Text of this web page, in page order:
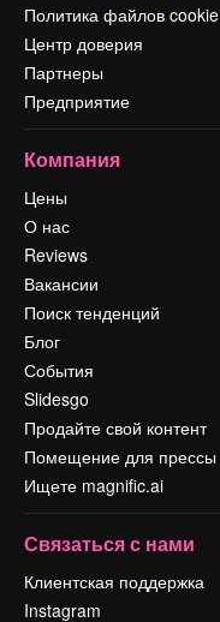
Политика файлов cookie
Центр доверия
Партнеры
Предприятие
Компания
Цены
О нас
Reviews
Вакансии
Поиск тенденций
Блог
События
Slidesgo
Продайте свой контент
Помещение для прессы
Ищете magnific.ai
Связаться с нами
Клиентская поддержка
Instagram